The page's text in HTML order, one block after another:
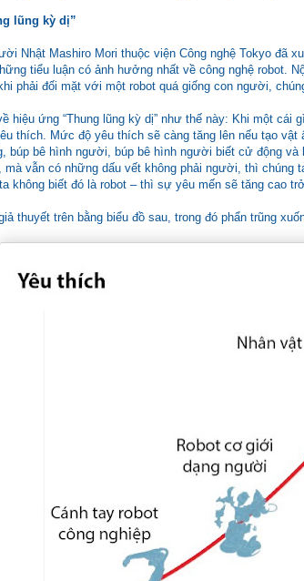
lũng kỳ dị”
Nhật Mashiro Mori thuộc viện Công nghệ Tokyo đã
tiểu luận có ảnh hưởng nhất về công nghệ robot.
phải đối mặt với một robot quá giống con người,
hiệu ứng “Thung lũng kỳ dị” như thế này: Khi một
thích. Mức độ yêu thích sẽ càng tăng lên nếu tạo
búp bê hình người, búp bê hình người biết cử động
mà vẫn có những dấu vết không phải người, thì
không biết đó là robot – thì sự yêu mến sẽ tăng cao trở
thuyết trên bằng biểu đồ sau, trong đó phẩn trũng